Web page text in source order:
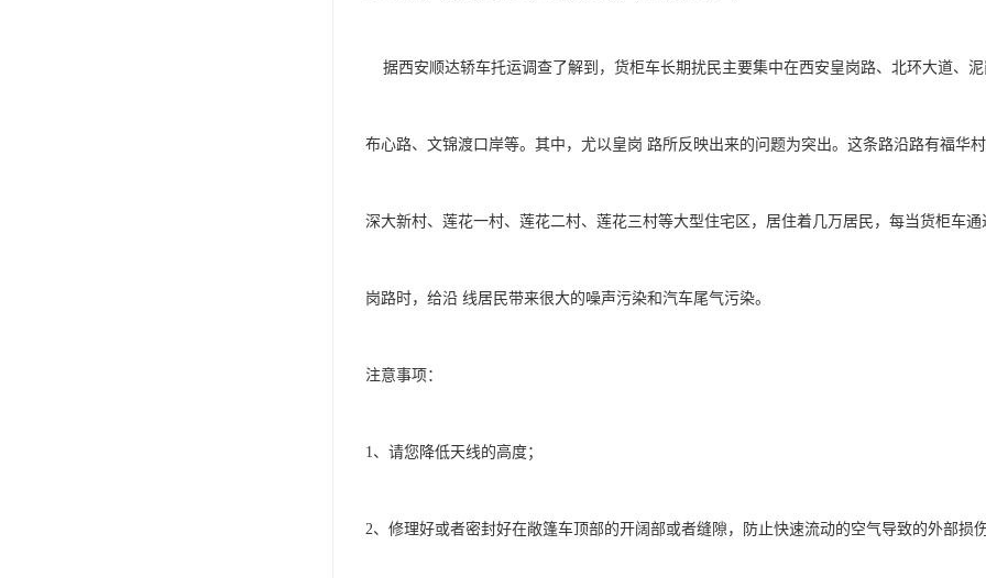
布心路、文锦渡口岸等。其中，尤以皇岗 路所反映出来的问题为突出。这条路沿路有福华村
深大新村、莲花一村、莲花二村、莲花三村等大型住宅区，居住着几万居民，每当货柜车通
岗路时，给沿 线居民带来很大的噪声污染和汽车尾气污染。
注意事项：
1、请您降低天线的高度；
2、修理好或者密封好在敞篷车顶部的开阔部或者缝隙，防止快速流动的空气导致的外部